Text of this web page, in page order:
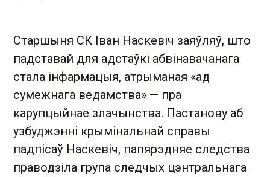
Старшыня СК Іван Наскевіч заяўляў, што
падставай для адстаўкі абвінавачанага
стала інфармацыя, атрыманая «ад
сумежнага ведамства» — пра
карупцыйнае злачынства. Пастанову аб
узбуджэнні крымінальнай справы
падпісаў Наскевіч, папярэдняе следства
праводзіла група следчых цэнтральнага